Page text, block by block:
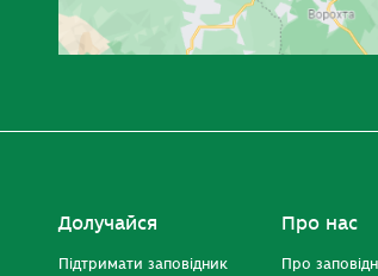
Долучайся
Підтримати заповідник
Про нас
Про